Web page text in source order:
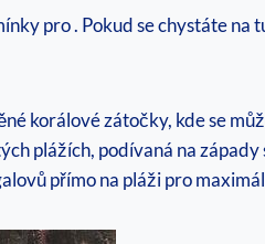
pro . Pokud se chystáte na
korálové zátočky, kde se
plážích, podívaná na
přímo na pláži pro